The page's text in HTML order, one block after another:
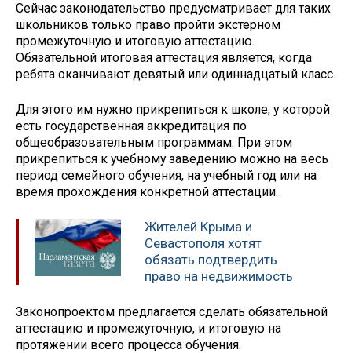
Сейчас законодательство предусматривает для таких
школьников только право пройти экстерном
промежуточную и итоговую аттестацию.
Обязательной итоговая аттестация является, когда
ребята оканчивают девятый или одиннадцатый класс.
Для этого им нужно прикрепиться к школе, у которой
есть государственная аккредитация по
общеобразовательным программам. При этом
прикрепиться к учебному заведению можно на весь
период семейного обучения, на учебный год или на
время прохождения конкретной аттестации.
Жителей Крыма и
Севастополя хотят
обязать подтвердить
право на недвижимость
Законопроектом предлагается сделать обязательной
аттестацию и промежуточную, и итоговую на
протяжении всего процесса обучения.